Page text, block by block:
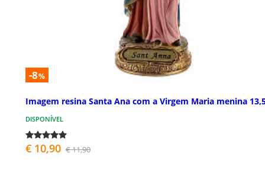
-8%
Imagem resina Santa Ana com a Virgem Maria menina
DISPONÍVEL
€ 10,90 € 11,90